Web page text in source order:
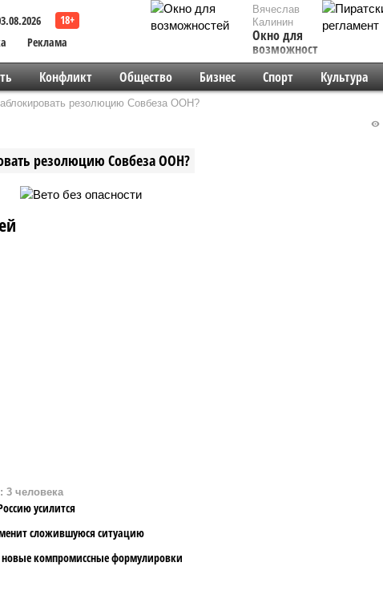
Реклама
Вячеслав
Калинин
Окно для
возможностей
Конфликт Общество Бизнес Спорт Культура
резолюцию Совбеза ООН?
резолюцию Совбеза ООН?
3 человека
усилится
сложившуюся ситуацию
новые компромиссные формулировки